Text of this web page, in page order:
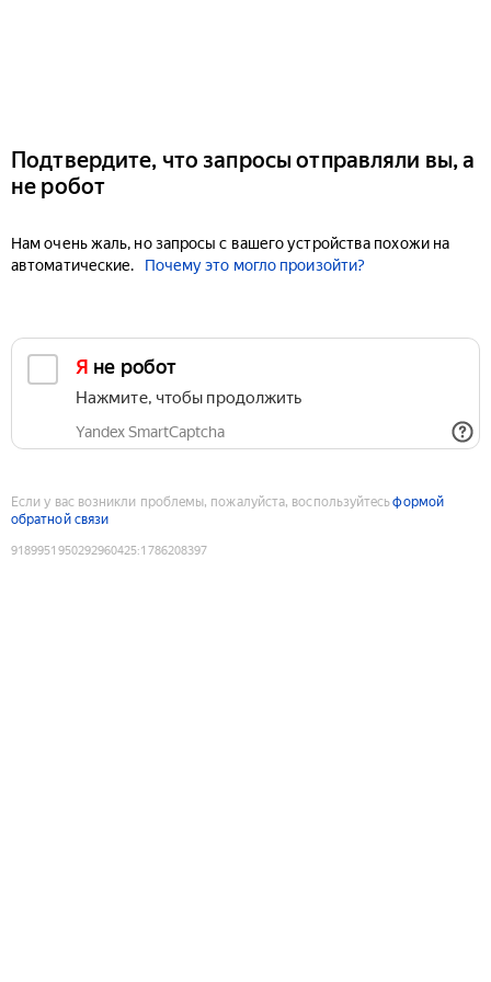
Подтвердите, что запросы отправляли вы, а
не робот
Нам очень жаль, но запросы с вашего устройства похожи на
автоматические.
Почему это могло произойти?
Я не робот
Нажмите, чтобы продолжить
Yandex SmartCaptcha
Если у вас возникли проблемы, пожалуйста, воспользуйтесьформой
обратной связи
9189951950292960425:1786208397